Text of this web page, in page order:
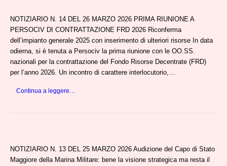
NOTIZIARIO N. 14 DEL 26 MARZO 2026 PRIMA RIUNIONE A
PERSOCIV DI CONTRATTAZIONE FRD 2026 Riconferma
dell’impianto generale 2025 con inserimento di ulteriori risorse In data
odierna, si è tenuta a Persociv la prima riunione con le OO.SS.
nazionali per la contrattazione del Fondo Risorse Decentrate (FRD)
per l’anno 2026. Un incontro di carattere interlocutorio,…
Continua a leggere…
NOTIZIARIO N. 13 DEL 25 MARZO 2026 Audizione del Capo di Stato
Maggiore della Marina Militare: bene la visione strategica ma resta il